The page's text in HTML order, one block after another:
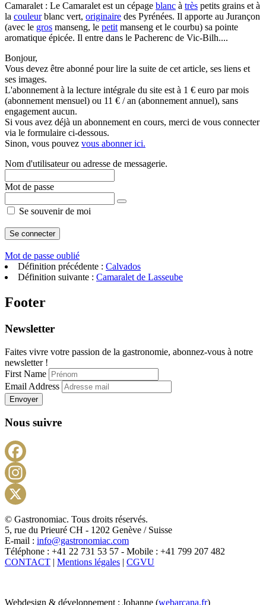
Camaralet : Le Camaralet est un cépage blanc à très petits grains et à
la couleurblanc vert, originaire des Pyrénées. Il apporte au Jurançon
(avec le gros manseng, le petit manseng et le courbu) sa pointe
aromatique épicée. Il entre dans le Pacherenc de Vic-Bilh....
Bonjour,
Vous devez être abonné pour lire la suite de cet article, ses liens et
ses images.
L'abonnement à la lecture intégrale du site est à 1 € euro par mois
(abonnement mensuel) ou 11 € / an (abonnement annuel), sans
engagement aucun.
Si vous avez déjà un abonnement en cours, merci de vous connecter
via le formulaire ci-dessous.
Sinon, vous pouvez vous abonner ici.
Nom d'utilisateur ou adresse de messagerie.
Mot de passe
Se souvenir de moi
Mot de passe oublié
Définition précédente : Calvados
Définition suivante : Camaralet de Lasseube
Footer
Newsletter
Faites vivre votre passion de la gastronomie, abonnez-vous à notre
newsletter !
First Name
Email Address
Envoyer
Nous suivre
X
© Gastronomiac. Tous droits réservés.
5, rue du Prieuré CH - 1202 Genève / Suisse
E-mail : info@gastronomiac.com
Téléphone : +41 22 731 53 57 - Mobile : +41 799 207 482
CONTACT | Mentions légales | CGVU
Webdesign & développement : Johanne (webarcana.fr)